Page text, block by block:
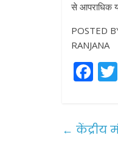
से आपराधिक
POSTED
RANJANA
F
a
e
← केंद्रीय